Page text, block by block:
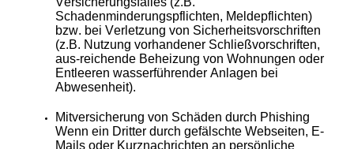
Schadenminderungspflichten, Meldepflichten)
bzw. bei Verletzung von Sicherheitsvorschriften
(z.B. Nutzung vorhandener Schließvorschriften,
aus-reichende Beheizung von Wohnungen oder
Entleeren wasserführender Anlagen bei
Abwesenheit).
Mitversicherung von Schäden durch Phishing
Wenn ein Dritter durch gefälschte Webseiten, E-
Mails oder Kurznachrichten an persönliche